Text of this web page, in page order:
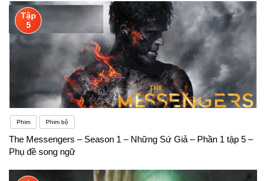
Tập
5
Phim Phim bộ
The Messengers – Season 1 – Những Sứ Giả – Phần 1 tập 5 –
Phụ đề song ngữ